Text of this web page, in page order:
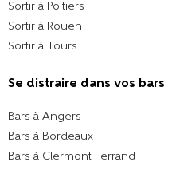
Sortir à Poitiers
Sortir à Rouen
Sortir à Tours
Se distraire dans vos bars
Bars à Angers
Bars à Bordeaux
Bars à Clermont Ferrand